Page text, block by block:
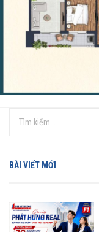
BÀI VIẾT MỚI